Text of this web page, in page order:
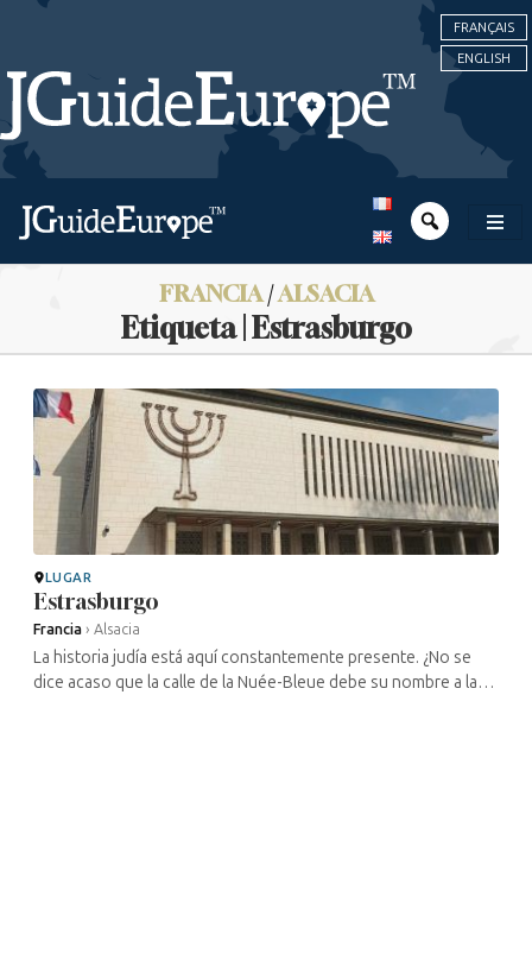
FRANÇAIS
ENGLISH
FRANCIA/ALSACIA
Etiqueta | Estrasburgo
LUGAR
Estrasburgo
Francia › Alsacia
La historia judía está aquí constantemente presente. ¿No se
dice acaso que la calle de la Nuée-Bleue debe su nombre a la